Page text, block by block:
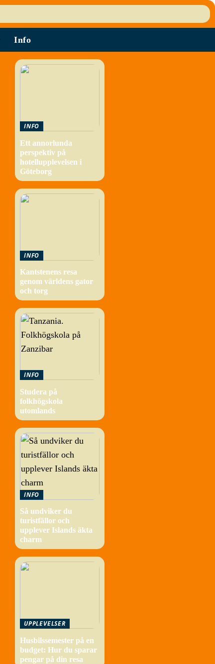
Info
INFO
Ett annorlunda
perspektiv på
hotellupplevelsen i
Göteborg
INFO
Kantstenens resa
genom världens gator
och torg
INFO
Studera på
folkhögskola
utomlands
INFO
Så undviker du
turistfällor och
upplever Islands äkta
charm
UPPLEVELSER
Husbilssemester på en
budget: Hur du sparar
pengar på din resa